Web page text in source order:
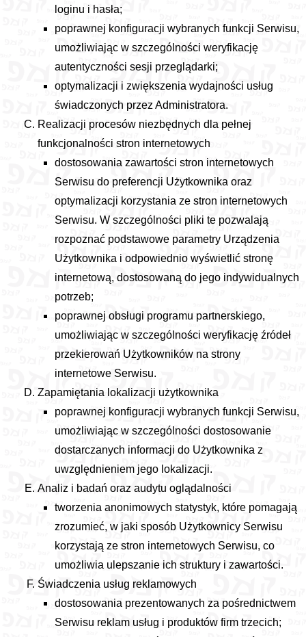
loginu i hasła;
poprawnej konfiguracji wybranych funkcji Serwisu,
umożliwiając w szczególności weryfikację
autentyczności sesji przeglądarki;
optymalizacji i zwiększenia wydajności usług
świadczonych przez Administratora.
Realizacji procesów niezbędnych dla pełnej
funkcjonalności stron internetowych
dostosowania zawartości stron internetowych
Serwisu do preferencji Użytkownika oraz
optymalizacji korzystania ze stron internetowych
Serwisu. W szczególności pliki te pozwalają
rozpoznać podstawowe parametry Urządzenia
Użytkownika i odpowiednio wyświetlić stronę
internetową, dostosowaną do jego indywidualnych
potrzeb;
poprawnej obsługi programu partnerskiego,
umożliwiając w szczególności weryfikację źródeł
przekierowań Użytkowników na strony
internetowe Serwisu.
Zapamiętania lokalizacji użytkownika
poprawnej konfiguracji wybranych funkcji Serwisu,
umożliwiając w szczególności dostosowanie
dostarczanych informacji do Użytkownika z
uwzględnieniem jego lokalizacji.
Analiz i badań oraz audytu oglądalności
tworzenia anonimowych statystyk, które pomagają
zrozumieć, w jaki sposób Użytkownicy Serwisu
korzystają ze stron internetowych Serwisu, co
umożliwia ulepszanie ich struktury i zawartości.
Świadczenia usług reklamowych
dostosowania prezentowanych za pośrednictwem
Serwisu reklam usług i produktów firm trzecich;